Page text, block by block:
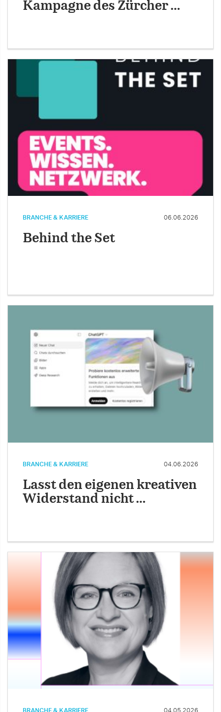
Kampagne des Zürcher …
BRANCHE & KARRIERE 06.06.2026
Behind the Set
BRANCHE & KARRIERE 04.06.2026
Lasst den eigenen kreativen
Widerstand nicht …
BRANCHE & KARRIERE 04.05.2026